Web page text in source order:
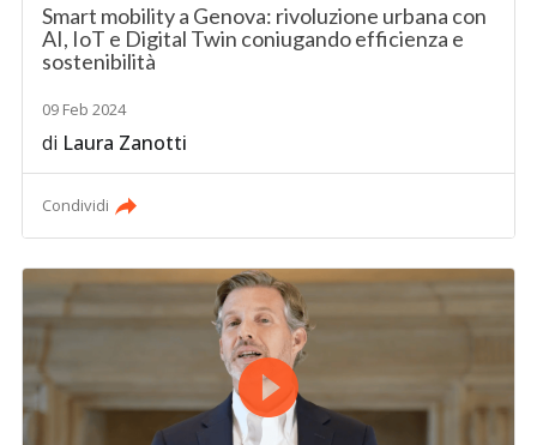
Smart mobility a Genova: rivoluzione urbana con
AI, IoT e Digital Twin coniugando efficienza e
sostenibilità
09 Feb 2024
di Laura Zanotti
Condividi